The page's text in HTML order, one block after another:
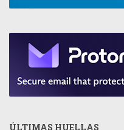
ÚLTIMAS HUELLAS